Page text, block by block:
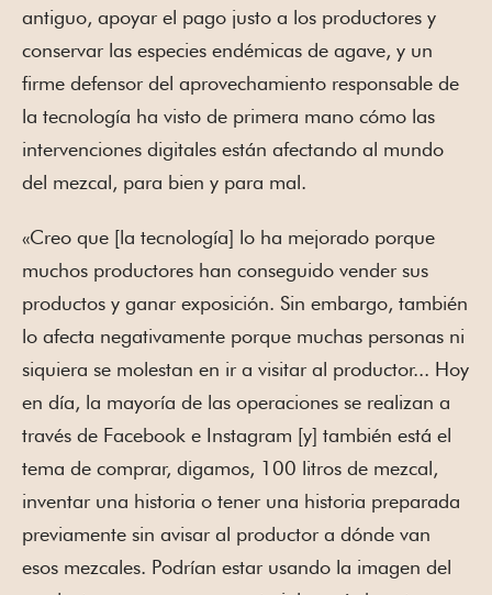
antiguo, apoyar el pago justo a los productores y
conservar las especies endémicas de agave, y un
firme defensor del aprovechamiento responsable de
la tecnología ha visto de primera mano cómo las
intervenciones digitales están afectando al mundo
del mezcal, para bien y para mal.
«Creo que [la tecnología] lo ha mejorado porque
muchos productores han conseguido vender sus
productos y ganar exposición. Sin embargo, también
lo afecta negativamente porque muchas personas ni
siquiera se molestan en ir a visitar al productor... Hoy
en día, la mayoría de las operaciones se realizan a
través de Facebook e Instagram [y] también está el
tema de comprar, digamos, 100 litros de mezcal,
inventar una historia o tener una historia preparada
previamente sin avisar al productor a dónde van
esos mezcales. Podrían estar usando la imagen del